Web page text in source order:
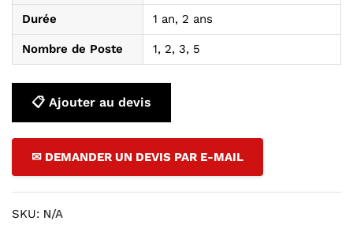
Durée 1 an, 2 ans
Nombre de Poste 1, 2, 3, 5
📋 Ajouter au devis
✉ DEMANDER UN DEVIS PAR E-MAIL
SKU: N/A